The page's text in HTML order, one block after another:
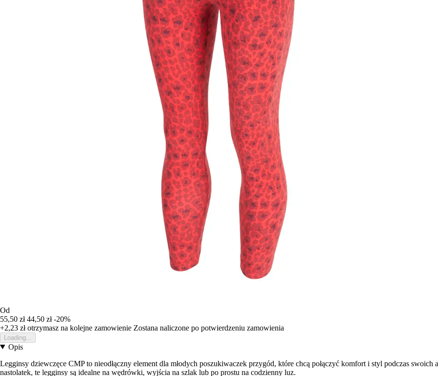
Od
55,50 zł 44,50 zł -20%
+2,23 złotrzymasz na kolejne zamowienie Zostana naliczone po potwierdzeniu zamowienia
Loading...
Opis
Legginsy dziewczęce CMP to nieodłączny element dla młodych poszukiwaczek przygód, które chcą połączyć komfort i styl podczas
nastolatek, te legginsy są idealne na wędrówki, wyjścia na szlak lub po prostu na codzienny luz.